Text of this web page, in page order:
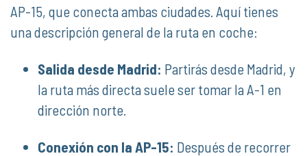
AP-15, que conecta ambas ciudades. Aquí tienes
una descripción general de la ruta en coche:
Salida desde Madrid: Partirás desde Madrid, y
la ruta más directa suele ser tomar la A-1 en
dirección norte.
Conexión con la AP-15: Después de recorrer